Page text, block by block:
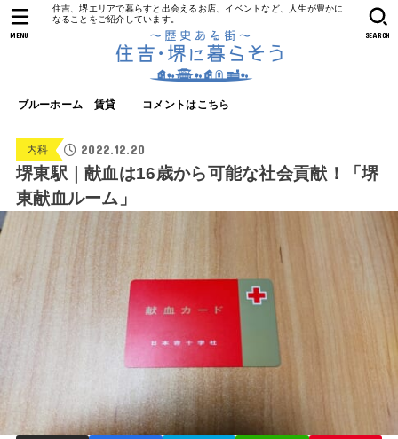
住吉、堺エリアで暮らすと出会えるお店、イベントなど、人生が豊かに
なることをご紹介しています。
ブルーホーム 賃貸 コメントはこちら
SEARCH
MENU
内科 2022.12.20
堺東駅｜献血は16歳から可能な社会貢献！「堺
東献血ルーム」